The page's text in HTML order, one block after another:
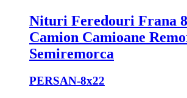
Nituri Feredouri Frana
Camion Camioane
Semiremorca
PERSAN-8x22